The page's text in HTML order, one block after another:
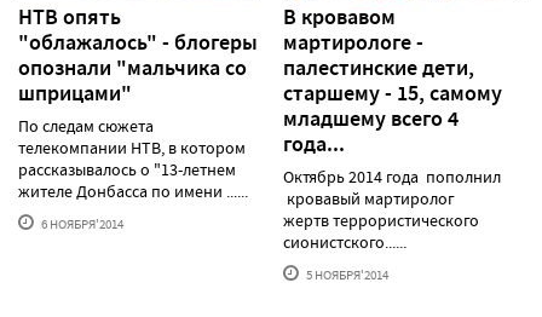
НТВ опять
"облажалось" - блогеры
опознали "мальчика со
шприцами"
По следам сюжета
телекомпании НТВ, в котором
рассказывалось о "13-летнем
жителе Донбасса по имени ......
6 НОЯБРЯ'2014
В кровавом
мартирологе -
палестинские дети,
старшему - 15, самому
младшему всего 4
года...
Октябрь 2014 года пополнил
кровавый мартиролог
жертв террористического
сионистского......
5 НОЯБРЯ'2014